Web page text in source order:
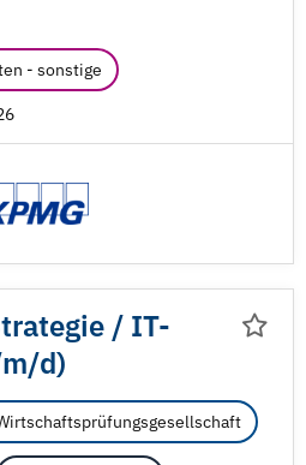
- sonstige
/ IT-
m/d)